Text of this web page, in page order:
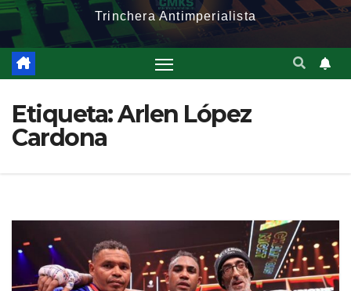
Trinchera Antimperialista
Etiqueta:Arlen López
Cardona